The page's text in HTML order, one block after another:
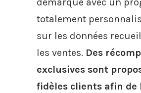
démarque avec un
totalement
sur les données
les ventes. Des
exclusives sont
fidèles clients afin de